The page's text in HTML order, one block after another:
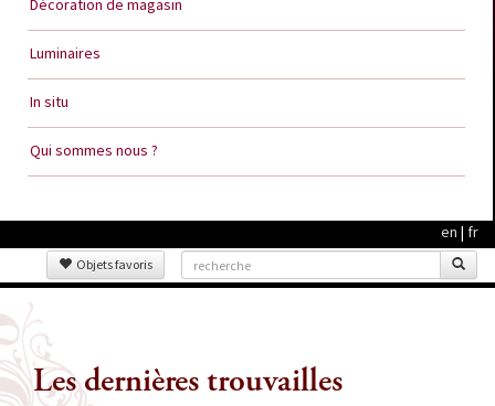
Décoration de magasin
Luminaires
In situ
Qui sommes nous ?
en | fr
Objets favoris
Les dernières trouvailles